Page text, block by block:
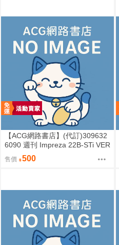
【ACG網路書店】(代訂)309632
6090 週刊 Impreza 22B-STi VER
SION をつくる (5)
售價 500